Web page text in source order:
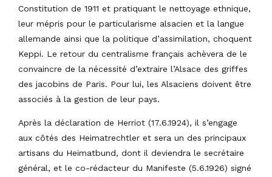
Constitution de 1911 et pratiquant le nettoyage ethnique,
leur mépris pour le particularisme alsacien et la langue
allemande ainsi que la politique d’assimilation, choquent
Keppi. Le retour du centralisme français achèvera de le
convaincre de la nécessité d’extraire l’Alsace des griffes
des jacobins de Paris. Pour lui, les Alsaciens doivent être
associés à la gestion de leur pays.
Après la déclaration de Herriot (17.6.1924), il s’engage
aux côtés des Heimatrechtler et sera un des principaux
artisans du Heimatbund, dont il deviendra le secrétaire
général, et le co-rédacteur du Manifeste (5.6.1926) signé